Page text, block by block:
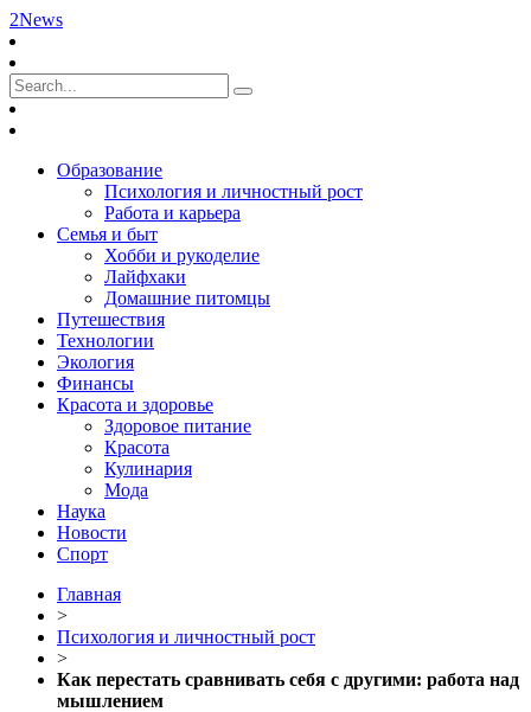
2News
Образование
Психология и личностный рост
Работа и карьера
Семья и быт
Хобби и рукоделие
Лайфхаки
Домашние питомцы
Путешествия
Технологии
Экология
Финансы
Красота и здоровье
Здоровое питание
Красота
Кулинария
Мода
Наука
Новости
Спорт
Главная
>
Психология и личностный рост
>
Как перестать сравнивать себя с другими: работа над
мышлением